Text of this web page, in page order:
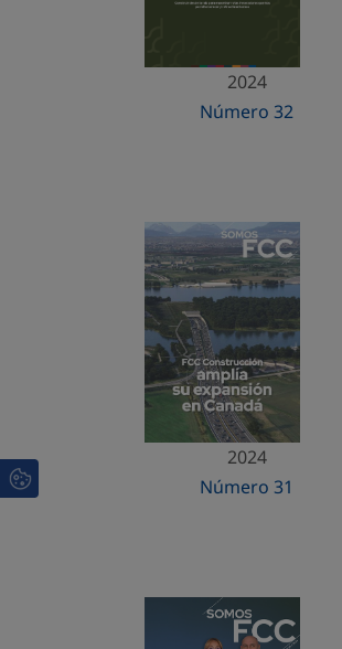
2024
Número 32
2024
Número 31